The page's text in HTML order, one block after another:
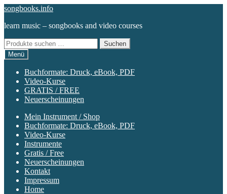
Zur
springen
Zum
springen
songbooks.info
learn music – songbooks and video courses
Suchen
nach:
Suchen
Menü
Buchformate: Druck, eBook, PDF
Video-Kurse
GRATIS / FREE
Neuerscheinungen
Mein Instrument / Shop
Buchformate: Druck, eBook, PDF
Video-Kurse
Instrumente
Gratis / Free
Neuerscheinungen
Kontakt
Impressum
Home